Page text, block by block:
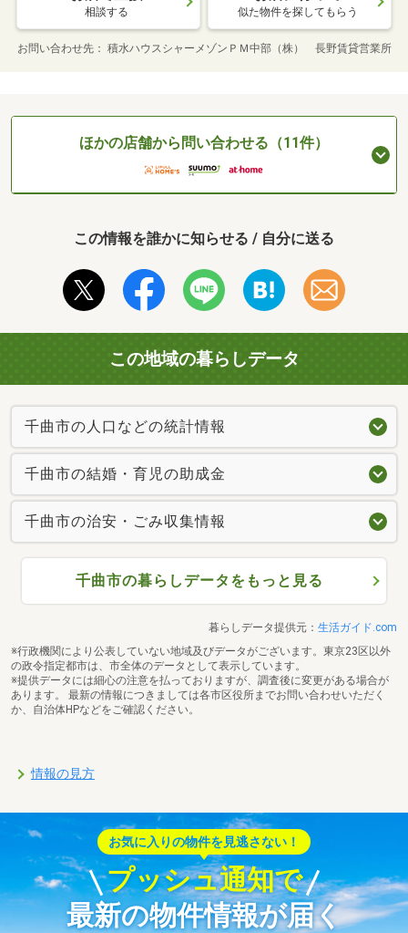
相談する 似た物件を探してもらう
お問い合わせ先 積水ハウスシャーメゾンＰＭ中部（株） 長野賃貸営業所
ほかの店舗から問い合わせる（11件）
この情報を誰かに知らせる / 自分に送る
この地域の暮らしデータ
千曲市の人口などの統計情報
千曲市の結婚・育児の助成金
千曲市の治安・ごみ収集情報
千曲市の暮らしデータをもっと見る
暮らしデータ提供元： 生活ガイド.com
※行政機関により公表していない地域及びデータがございます。東京23区以外
の政令指定都市は、市全体のデータとして表示しています。
※提供データには細心の注意を払っておりますが、調査後に変更がある場合が
あります。 最新の情報につきましては各市区役所までお問い合わせいただく
か、自治体HPなどをご確認ください。
情報の見方
お気に入りの物件を見逃さない！
プッシュ通知で
最新の物件情報が届く